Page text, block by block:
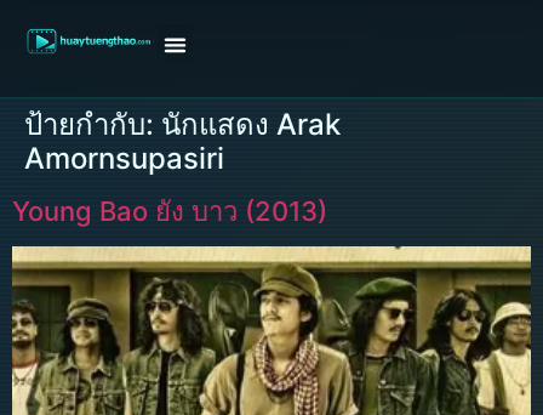
ป้ายกำกับ: นักแสดง Arak
Amornsupasiri
Young Bao ยัง บาว (2013)